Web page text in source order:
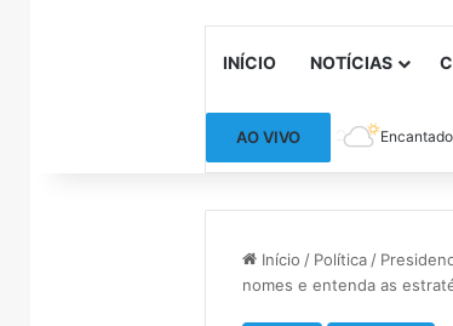
INÍCIO NOTÍCIAS
AO VIVO Encantado
Início / Política /
nomes e entenda as